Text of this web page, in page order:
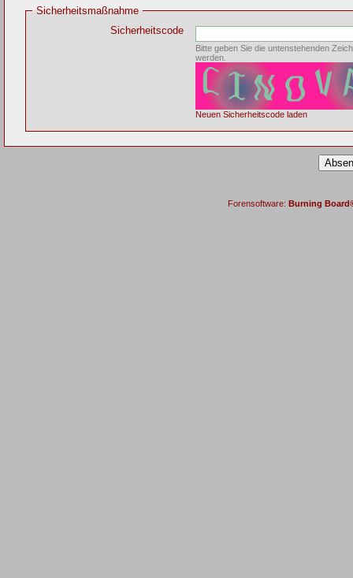
Sicherheitsmaßnahme
Sicherheitscode
Bitte geben Sie die untenstehenden
werden.
Neuen Sicherheitscode laden
Forensoftware: Burning